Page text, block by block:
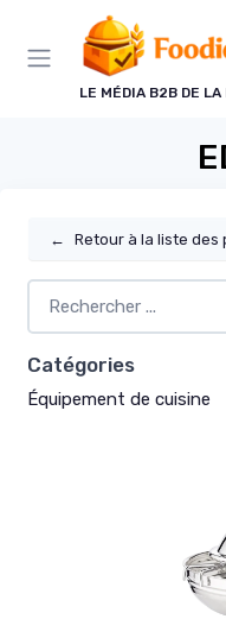
LE MÉDIA B2B DE LA
← Retour à la liste des
Catégories
Équipement de cuisine
Panneau de gestion des